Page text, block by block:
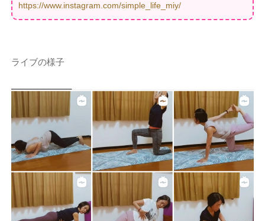
https://www.instagram.com/simple_life_miy/
ライブの様子